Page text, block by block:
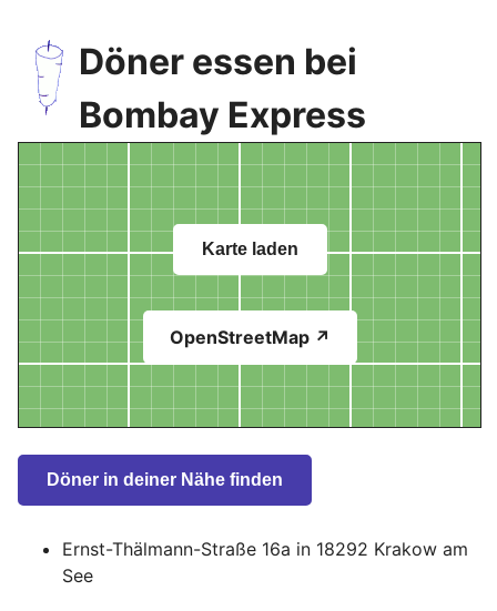
Döner essen bei
Bombay Express
Karte laden
OpenStreetMap ↗
Döner in deiner Nähe finden
Ernst-Thälmann-Straße 16a in 18292 Krakow am
See